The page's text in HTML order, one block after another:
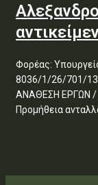
Φορέας:
8036/1/26/701/
ΑΝΑΘΕΣΗ ΕΡΓΩΝ
Προμήθεια